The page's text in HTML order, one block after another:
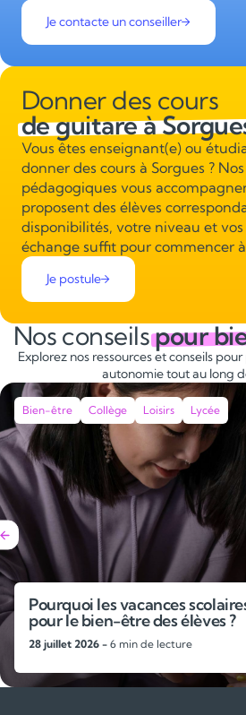
Je contacte un conseiller
Donner des cours
de guitare à
Vous êtes enseignant(e) ou
donner des cours à Sorgues ?
pédagogiques vous
proposent des élèves
disponibilités, votre niveau et
échange suffit pour commencer
Je postule
Nos conseilspour
Explorez nos ressources et conseils
autonomie tout au long
Bien-être Collège Loisirs Lycée
Pourquoi les vacances
pour le bien-être des élèves ?
28 juillet 2026 - 6 min de lecture